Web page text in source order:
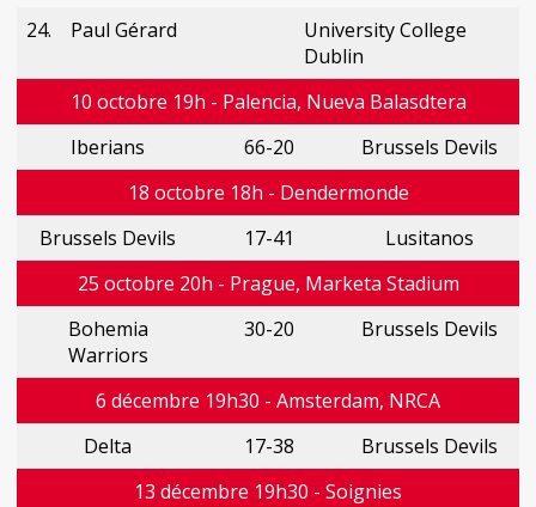
24.
Paul Gérard
University College
Dublin
10 octobre 19h - Palencia, Nueva Balasdtera
Iberians
66-20
Brussels Devils
18 octobre 18h - Dendermonde
Brussels Devils
17-41
Lusitanos
25 octobre 20h - Prague, Marketa Stadium
Bohemia
Warriors
30-20 Brussels Devils
6 décembre 19h30 - Amsterdam, NRCA
Delta
17-38
Brussels Devils
13 décembre 19h30 - Soignies